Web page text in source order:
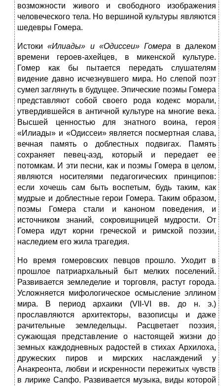
возможности живого и свободного изображения
человеческого тела. Но вершиной культуры являются
шедевры Гомера.
Истоки«Илиады» и «Одиссеи» Гомера в далеком
времени героев-ахейцев, в микенской культуре.
Гомер как бы пытается передать слушателям
видение давно исчезнувшего мира. Но слепой поэт
сумел заглянуть в будущее. Эпические поэмы Гомера
представляют собой своего рода кодекс морали,
утвердившейся в античной культуре на многие века.
Высшей ценностью для знатного воина, героя
«Илиады» и «Одиссеи» является посмертная слава,
вечная память о доблестных подвигах. Память
сохраняет певец-аэд, который и передает ее
потомкам. И эти песни, как и поэмы Гомера в целом,
являются носителями педагогических принципов:
если хочешь сам быть воспетым, будь таким, как
мудрые и доблестные герои Гомера. Таким образом,
поэмы Гомера стали и каноном поведения, и
источником знаний, сокровищницей мудрости. От
Гомера идут корни греческой и римской поэзии,
наследием его жила трагедия.
Но время гомеровских певцов прошло. Уходит в
прошлое патриархальный быт мелких поселений.
Развивается земледелие и торговля, растут города.
Усложняется мифологическое осмысление эллином
мира. В период архаики (VII-VI вв. до н. э.)
прославляются архитекторы, вазописцы и даже
рачительные земледельцы. Расцветает поэзия,
сужающая представление о настоящей жизни до
земных каждодневных радостей в стихах Архилоха,
дружеских пиров и мирских наслаждений у
Анакреонта, любви и искренности пережитых чувств
в лирике Сапфо. Развивается музыка, виды которой